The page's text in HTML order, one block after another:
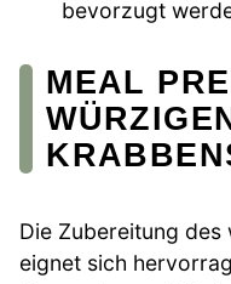
bevorzugt
MEAL
Die Zubereitung des
eignet sich